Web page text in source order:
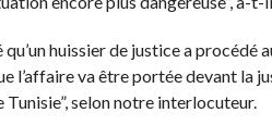
huissier de justice a
l’affaire va être portée devant la
selon notre interlocuteur.